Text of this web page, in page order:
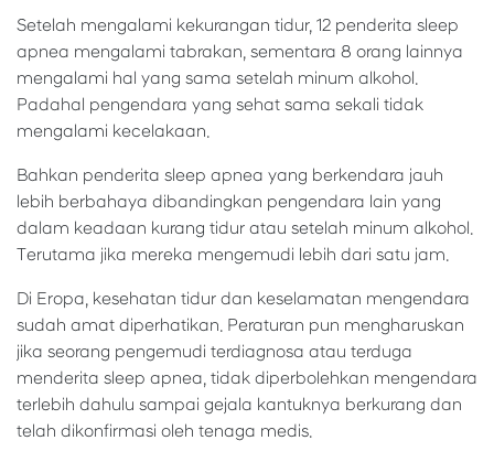
Setelah mengalami kekurangan tidur, 12 penderita sleep
apnea mengalami tabrakan, sementara 8 orang lainnya
mengalami hal yang sama setelah minum alkohol.
Padahal pengendara yang sehat sama sekali tidak
mengalami kecelakaan.
Bahkan penderita sleep apnea yang berkendara jauh
lebih berbahaya dibandingkan pengendara lain yang
dalam keadaan kurang tidur atau setelah minum alkohol.
Terutama jika mereka mengemudi lebih dari satu jam.
Di Eropa, kesehatan tidur dan keselamatan mengendara
sudah amat diperhatikan. Peraturan pun mengharuskan
jika seorang pengemudi terdiagnosa atau terduga
menderita sleep apnea, tidak diperbolehkan mengendara
terlebih dahulu sampai gejala kantuknya berkurang dan
telah dikonfirmasi oleh tenaga medis.